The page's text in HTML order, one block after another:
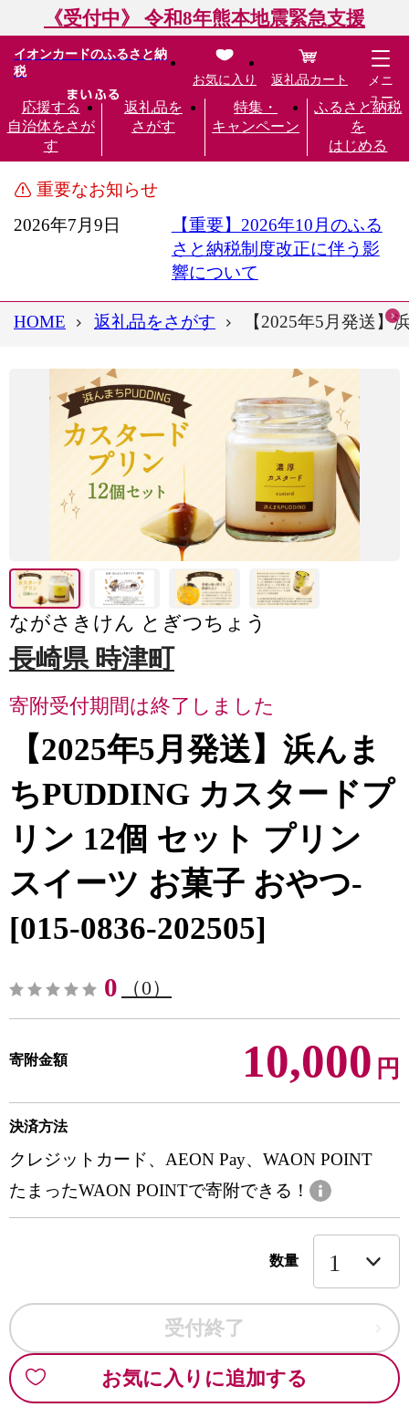
《受付中》 令和8年熊本地震緊急支援
イオンカードのふるさと納
税
応援する
自治体をさが
す
返礼品を
さがす
特集・
キャンペーン
ふるさと納税
を
はじめる
お気に入り 返礼品カート
メニ
ュー
重要なお知らせ
2026年7月9日
【重要】2026年10月のふる
さと納税制度改正に伴う影
響について
HOME 返礼品をさがす 【2025年5月発送
ながさきけん とぎつちょう
長崎県 時津町
寄附受付期間は終了しました
【2025年5月発送】浜んま
ちPUDDING カスタードプ
リン 12個 セット プリン
スイーツ お菓子 おやつ-
[015-0836-202505]
0 （0）
寄附金額 10,000 円
決済方法
クレジットカード、AEON Pay、WAON POINT
たまったWAON POINTで寄附できる！
数量
受付終了
お気に入りに追加する